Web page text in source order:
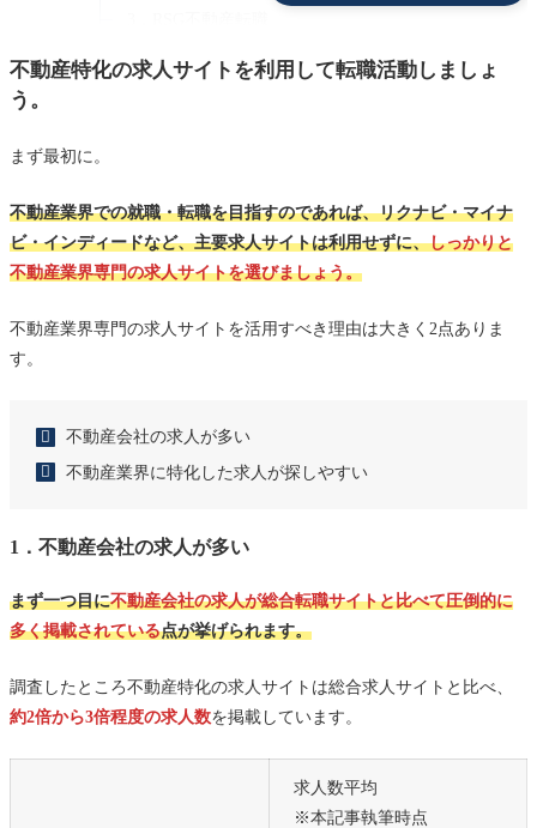
4．宅建Jobエージェント
不動産業界の求人状況を把握する
不動産転職エージェントを活用する
不動産特化の求人サイトを利用して転職活動しましょ
う。
まず最初に。
不動産業界での就職・転職を目指すのであれば、リクナビ・マイナ
ビ・インディードなど、主要求人サイトは利用せずに、しっかりと
不動産業界専門の求人サイトを選びましょう。
不動産業界専門の求人サイトを活用すべき理由は大きく2点ありま
す。
不動産会社の求人が多い
不動産業界に特化した求人が探しやすい
1．不動産会社の求人が多い
まず一つ目に不動産会社の求人が総合転職サイトと比べて圧倒的に
多く掲載されている点が挙げられます。
調査したところ不動産特化の求人サイトは総合求人サイトと比べ、
約2倍から3倍程度の求人数を掲載しています。
求人数平均
※本記事執筆時点